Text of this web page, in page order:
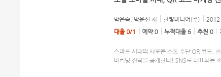
박은숙, 박윤선 저 한빛미디어(주)
대출 0/1
예약 0 누적대출 6 추천 0
스마트 시대의 새로운 소통 수단 QR 코드,
마케팅 전략을 공개한다! SNS로 대표되는